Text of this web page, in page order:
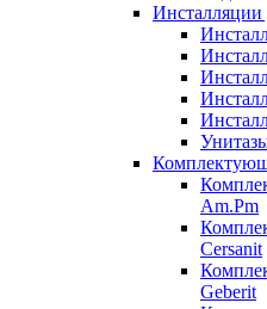
Инсталляции
Am.Pm
Cersanit
Geberit